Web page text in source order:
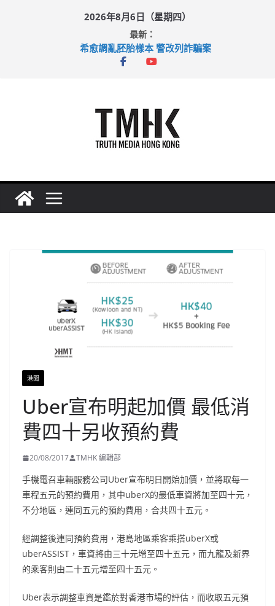
2026年8月6日（星期四）
最新：
希愈調亂胚胎樣本 警改列詐騙案
足球盛會次場激戰 祖雲達斯挫車路士
港聞
Uber宣布明起加價 最低消
費四十另收預約費
20/08/2017 TMHK 編輯部
手機電召車輛服務公司Uber宣布明日開始加價，並將取每一
車程五元的預約費用，其中uberX的最低車資將加至四十元，
不分地區，連同五元的預約費用，合共四十五元。
經調整後連同預約費用，港島地區乘客乘搭uberX或
uberASSIST，車資將由三十元增至四十五元，而九龍及新界
的乘客則由二十五元增至四十五元。
Uber表示調整車資是鑑於對香港市場的評估，而收取五元預